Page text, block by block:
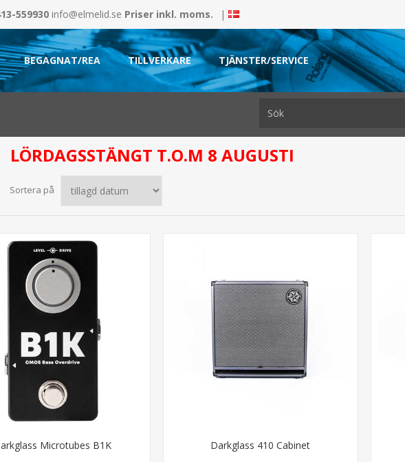
559930 info@elmelid.se Priser inkl. moms. |
BEGAGNAT/REA TILLVERKARE TJÄNSTER/SERVICE
LÖRDAGSSTÄNGT T.O.M 8 AUGUSTI
Sortera på
Microtubes B1K Darkglass 410 Cabinet